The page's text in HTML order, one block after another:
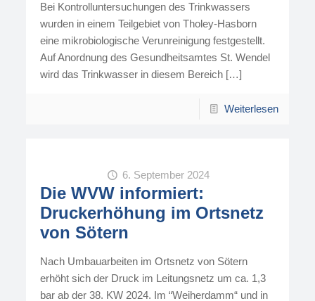
Bei Kontrolluntersuchungen des Trinkwassers
wurden in einem Teilgebiet von Tholey-Hasborn
eine mikrobiologische Verunreinigung festgestellt.
Auf Anordnung des Gesundheitsamtes St. Wendel
wird das Trinkwasser in diesem Bereich […]
Weiterlesen
6. September 2024
Die WVW informiert:
Druckerhöhung im Ortsnetz
von Sötern
Nach Umbauarbeiten im Ortsnetz von Sötern
erhöht sich der Druck im Leitungsnetz um ca. 1,3
bar ab der 38. KW 2024. Im “Weiherdamm“ und in